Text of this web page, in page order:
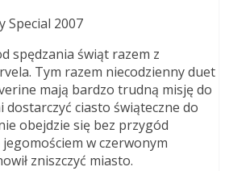
spędzania świąt razem z
Tym razem niecodzienny duet
mają bardzo trudną misję do
ciasto świąteczne do
obejdzie się bez przygód
w czerwonym
zniszczyć miasto.